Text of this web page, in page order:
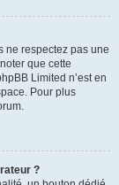
ne respectez pas une
que cette
Limited n’est en
Pour plus
?